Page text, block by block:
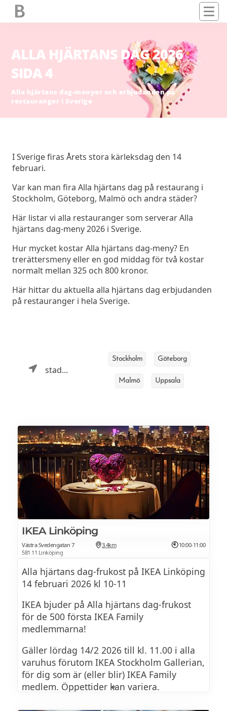
ALLA HJÄRTANS DAG 2026
SIDA 4
Alla hjärtans dag-menyer och erbjudanden på
restauranger i Sverige
I Sverige firas Årets stora kärleksdag den 14
februari.
Var kan man fira Alla hjärtans dag på restaurang i
Stockholm, Göteborg, Malmö och andra städer?
Här listar vi alla restauranger som serverar Alla
hjärtans dag-meny 2026 i Sverige.
Hur mycket kostar Alla hjärtans dag-meny? En
trerättersmeny eller en god middag för två kostar
normalt mellan 325 och 800 kronor.
Här hittar du aktuella alla hjärtans dag erbjudanden
på restauranger i hela Sverige.
stad...
Stockholm Göteborg
Malmö Uppsala
IKEA Linköping
Västra Svedengatan 7
581 11 Linköping
3.4km 10:00-11:00
Alla hjärtans dag-frukost på IKEA Linköping
14 februari 2026 kl 10-11
IKEA bjuder på Alla hjärtans dag-frukost
för de 500 första IKEA Family
medlemmarna!
Gäller lördag 14/2 2026 till kl. 11.00 i alla
varuhus förutom IKEA Stockholm Gallerian,
för dig som är (eller blir) IKEA Family
medlem. Öppettider kan variera.
Lokala varianter görs på IKEA Stockholm